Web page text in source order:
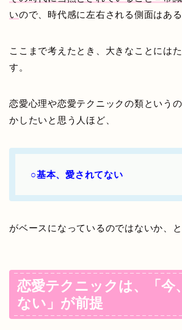
いので、時代感に左右される側面はある
ここまで考えたとき、大きなことには
す。
恋愛心理や恋愛テクニックの類という
かしたいと思う人ほど、
○基本、愛されてない
がベースになっているのではないか、と
恋愛テクニックは、「今
ない」が前提